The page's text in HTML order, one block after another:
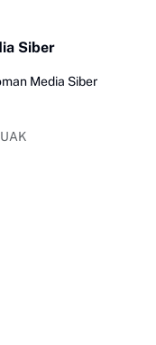
Siber
Media Siber